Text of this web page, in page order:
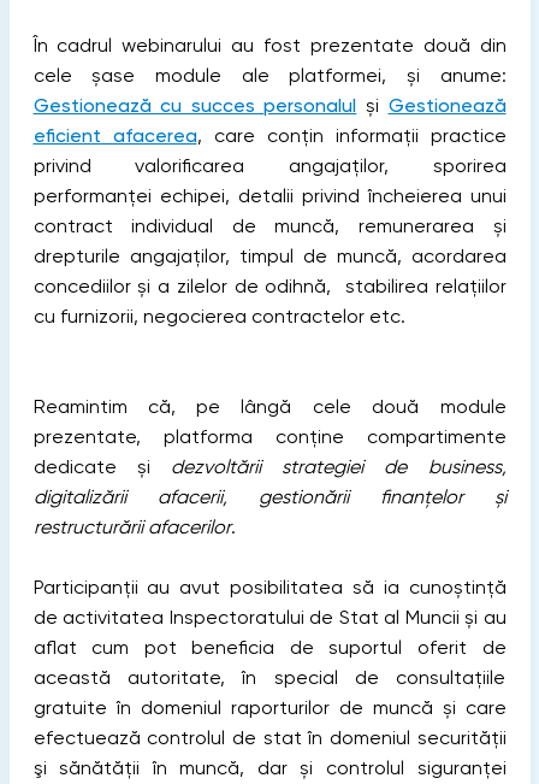
În cadrul webinarului au fost prezentate două din
cele șase module ale platformei, și anume:
Gestionează cu succes personalul și Gestionează
eficient afacerea, care conțin informații practice
privind valorificarea angajaților, sporirea
performanței echipei, detalii privind încheierea unui
contract individual de muncă, remunerarea și
drepturile angajaților, timpul de muncă, acordarea
concediilor și a zilelor de odihnă, stabilirea relațiilor
cu furnizorii, negocierea contractelor etc.
Reamintim că, pe lângă cele două module
prezentate, platforma conține compartimente
dedicate și dezvoltării strategiei de business,
digitalizării afacerii, gestionării finanțelor și
restructurării afacerilor.
Participanții au avut posibilitatea să ia cunoștință
de activitatea Inspectoratului de Stat al Muncii și au
aflat cum pot beneficia de suportul oferit de
această autoritate, în special de consultațiile
gratuite în domeniul raporturilor de muncă și care
efectuează controlul de stat în domeniul securității
şi sănătății în muncă, dar și controlul siguranţei